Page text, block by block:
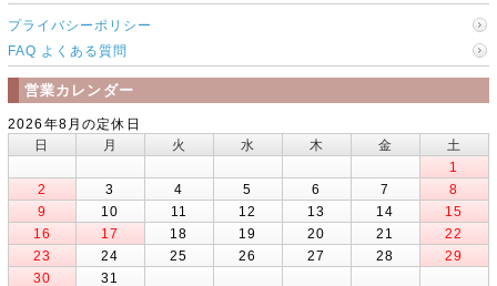
プライバシーポリシー
FAQ よくある質問
営業カレンダー
2026年8月の定休日
日
月 火 水 木 金
土
1
2
3 4 5 6 7
8
9
10 11 12 13 14
15
16
17 18 19 20 21
22
23
24 25 26 27 28
29
30
31